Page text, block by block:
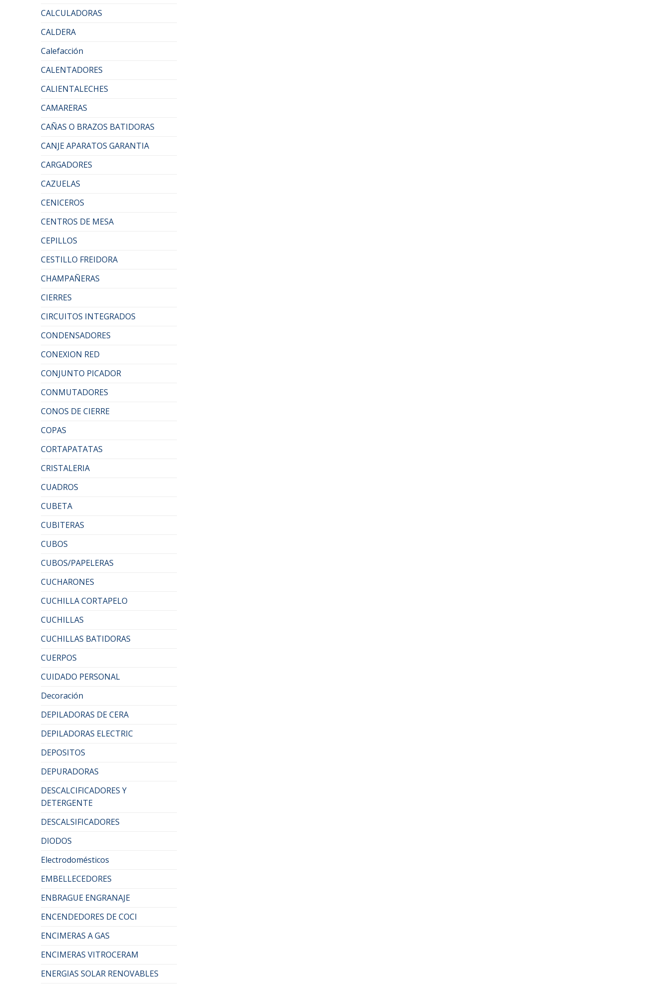
CALCULADORAS
CALDERA
Calefacción
CALENTADORES
CALIENTALECHES
CAMARERAS
CAÑAS O BRAZOS BATIDORAS
CANJE APARATOS GARANTIA
CARGADORES
CAZUELAS
CENICEROS
CENTROS DE MESA
CEPILLOS
CESTILLO FREIDORA
CHAMPAÑERAS
CIERRES
CIRCUITOS INTEGRADOS
CONDENSADORES
CONEXION RED
CONJUNTO PICADOR
CONMUTADORES
CONOS DE CIERRE
COPAS
CORTAPATATAS
CRISTALERIA
CUADROS
CUBETA
CUBITERAS
CUBOS
CUBOS/PAPELERAS
CUCHARONES
CUCHILLA CORTAPELO
CUCHILLAS
CUCHILLAS BATIDORAS
CUERPOS
CUIDADO PERSONAL
Decoración
DEPILADORAS DE CERA
DEPILADORAS ELECTRIC
DEPOSITOS
DEPURADORAS
DESCALCIFICADORES Y
DETERGENTE
DESCALSIFICADORES
DIODOS
Electrodomésticos
EMBELLECEDORES
ENBRAGUE ENGRANAJE
ENCENDEDORES DE COCI
ENCIMERAS A GAS
ENCIMERAS VITROCERAM
ENERGIAS SOLAR RENOVABLES